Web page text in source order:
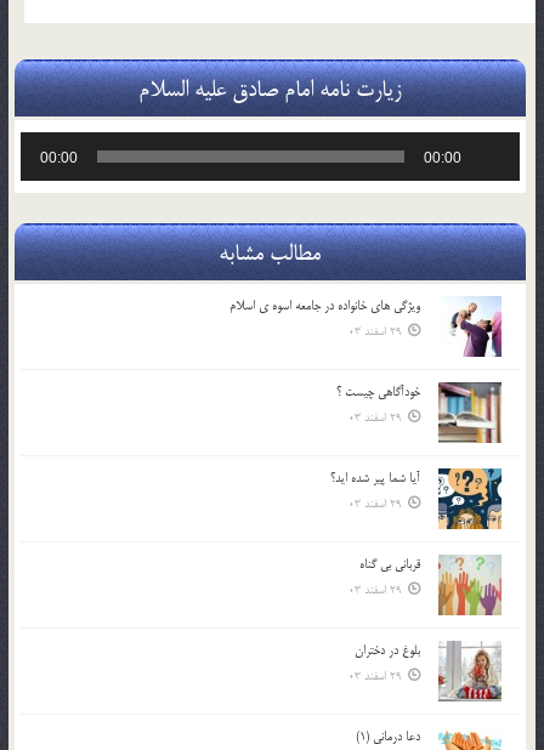
زیارت نامه امام صادق علیه السلام
00:00
00:00
مطالب مشابه
ويژگي هاي خانواده در جامعه اسوه ي اسلام
29 اسفند 03
خودآگاهى چيست ؟
29 اسفند 03
آیا شما پیر شده اید؟
29 اسفند 03
قرباني بي گناه
29 اسفند 03
بلوغ در دختران
29 اسفند 03
دعا درمانی (1)